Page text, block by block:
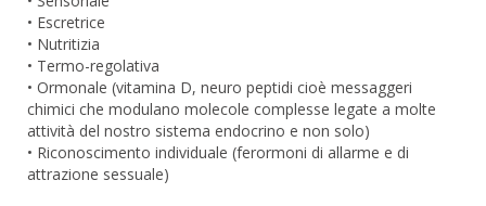
• Escretrice
• Nutritizia
• Termo-regolativa
• Ormonale (vitamina D, neuro peptidi cioè messaggeri
chimici che modulano molecole complesse legate a molte
attività del nostro sistema endocrino e non solo)
• Riconoscimento individuale (ferormoni di allarme e di
attrazione sessuale)